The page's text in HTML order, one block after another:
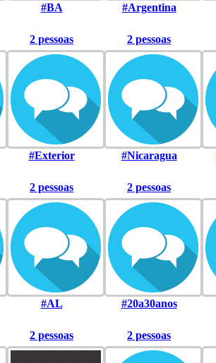
#BA #Argentina
2 pessoas
#Exterior
2 pessoas
#Nicaragua
2 pessoas
#AL
2 pessoas
#20a30anos
2 pessoas 2 pessoas